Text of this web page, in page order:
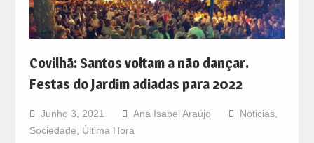
Covilhã: Santos voltam a não dançar.
Festas do Jardim adiadas para 2022
Junho 3, 2021 Ana Isabel Araújo Noticias,
Sociedade
Última Hora